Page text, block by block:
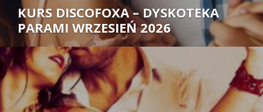
KURS DISCOFOXA – DYSKOTEKA
PARAMI WRZESIEŃ 2026
Autor: